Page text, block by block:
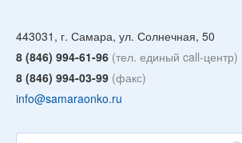
443031, г. Самара, ул. Солнечная, 50
8 (846) 994-61-96 (тел. единый call-центр)
8 (846) 994-03-99 (факс)
info@samaraonko.ru